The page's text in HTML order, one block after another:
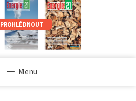
PROHLÉDNOUT
Menu